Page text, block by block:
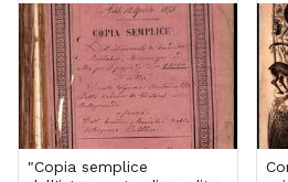
"Copia semplice